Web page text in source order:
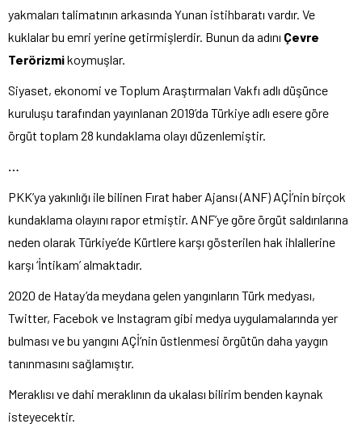
yakmaları talimatının arkasında Yunan istihbaratı vardır. Ve
kuklalar bu emri yerine getirmişlerdir. Bunun da adını Çevre
Terörizmikoymuşlar.
Siyaset, ekonomi ve Toplum Araştırmaları Vakfı adlı düşünce
kuruluşu tarafından yayınlanan 2019’da Türkiye adlı esere göre
örgüt toplam 28 kundaklama olayı düzenlemiştir.
PKK’ya yakınlığı ile bilinen Fırat haber Ajansı (ANF) AÇİ’nin birçok
kundaklama olayını rapor etmiştir. ANF’ye göre örgüt saldırılarına
neden olarak Türkiye’de Kürtlere karşı gösterilen hak ihlallerine
karşı ‘İntikam’ almaktadır.
2020 de Hatay’da meydana gelen yangınların Türk medyası,
Twitter, Facebok ve Instagram gibi medya uygulamalarında yer
bulması ve bu yangını AÇİ’nin üstlenmesi örgütün daha yaygın
tanınmasını sağlamıştır.
Meraklısı ve dahi meraklının da ukalası bilirim benden kaynak
isteyecektir.